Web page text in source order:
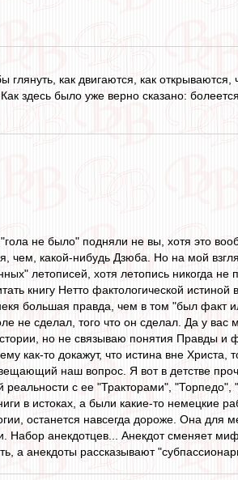
как двигаются, как
здесь было уже верно сказано:
не было" подняли не вы, хотя это
чем, какой-нибудь Дзюба. Но на мой
летописей, хотя летопись никогда не
книгу Нетто фактологической истиной
большая правда, чем в том "был
не сделал, того что он сделал. Да у вас
но не связываю понятия Правды и
как-то докажут, что истина вне Христа,
наш вопрос. Я вот в детстве
реальности с ее "Тракторами",
в истоках, а были какие-то немецкие
останется навсегда дороже. Она для
анекдотцев... Анекдот сменяет миф
а анекдоты рассказывают